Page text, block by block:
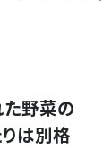
野菜の
は別格